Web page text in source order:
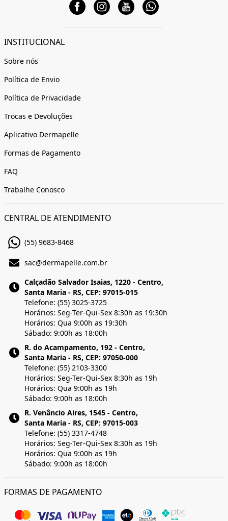
INSTITUCIONAL
Sobre nós
Política de Envio
Política de Privacidade
Trocas e Devoluções
Aplicativo Dermapelle
Formas de Pagamento
FAQ
Trabalhe Conosco
CENTRAL DE ATENDIMENTO
(55) 9683-8468
sac@dermapelle.com.br
Calçadão Salvador Isaias, 1220 - Centro,
Santa Maria - RS, CEP: 97015-015
Telefone: (55) 3025-3725
Horários: Seg-Ter-Qui-Sex 8:30h as 19:30h
Horários: Qua 9:00h as 19:30h
Sábado: 9:00h as 18:00h
R. do Acampamento, 192 - Centro,
Santa Maria - RS, CEP: 97050-000
Telefone: (55) 2103-3300
Horários: Seg-Ter-Qui-Sex 8:30h as 19h
Horários: Qua 9:00h as 19h
Sábado: 9:00h as 18:00h
R. Venâncio Aires, 1545 - Centro,
Santa Maria - RS, CEP: 97015-003
Telefone: (55) 3317-4748
Horários: Seg-Ter-Qui-Sex 8:30h as 19h
Horários: Qua 9:00h as 19h
Sábado: 9:00h as 18:00h
FORMAS DE PAGAMENTO